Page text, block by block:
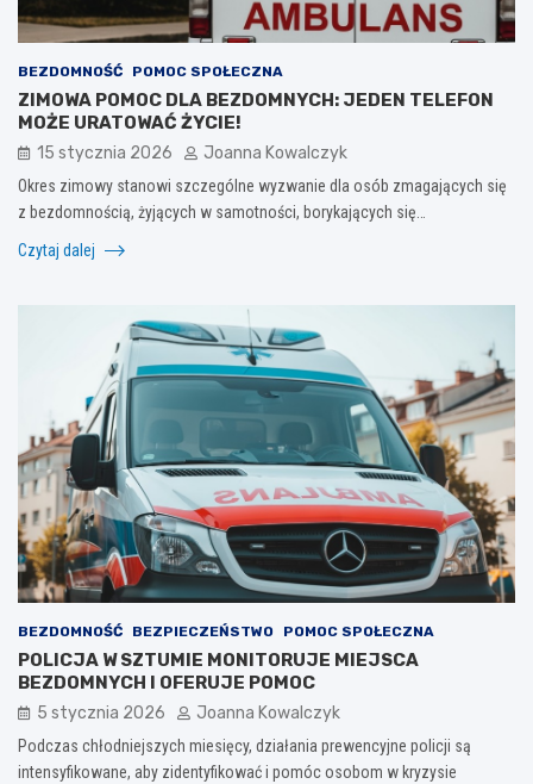
BEZDOMNOŚĆ POMOC SPOŁECZNA
ZIMOWA POMOC DLA BEZDOMNYCH: JEDEN TELEFON
MOŻE URATOWAĆ ŻYCIE!
15 stycznia 2026 Joanna Kowalczyk
Okres zimowy stanowi szczególne wyzwanie dla osób zmagających się
z bezdomnością, żyjących w samotności, borykających się…
Czytaj dalej
BEZDOMNOŚĆ BEZPIECZEŃSTWO POMOC SPOŁECZNA
POLICJA W SZTUMIE MONITORUJE MIEJSCA
BEZDOMNYCH I OFERUJE POMOC
5 stycznia 2026 Joanna Kowalczyk
Podczas chłodniejszych miesięcy, działania prewencyjne policji są
intensyfikowane, aby zidentyfikować i pomóc osobom w kryzysie